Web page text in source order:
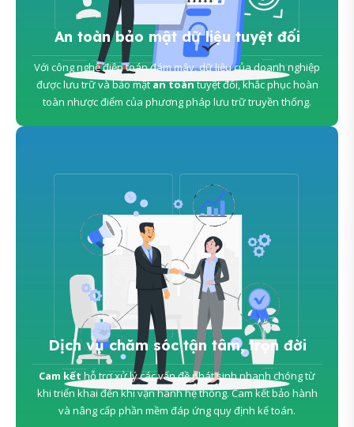
An toàn bảo mật dữ liệu tuyệt đối
Với công nghệ điện toán đám mây, dữ liệu của doanh nghiệp
được lưu trữ và bảo mậtan toàntuyệt đối, khắc phục hoàn
toàn nhược điểm của phương pháp lưu trữ truyền thống.
Dịch vụ chăm sóc tận tâm, trọn đời
Cam kết hỗ trợ xử lý các vấn đề phát sinh nhanh chóng từ
khi triển khai đến khi vận hành hệ thống. Cam kết bảo hành
và nâng cấp phần mềm đáp ứng quy định kế toán.